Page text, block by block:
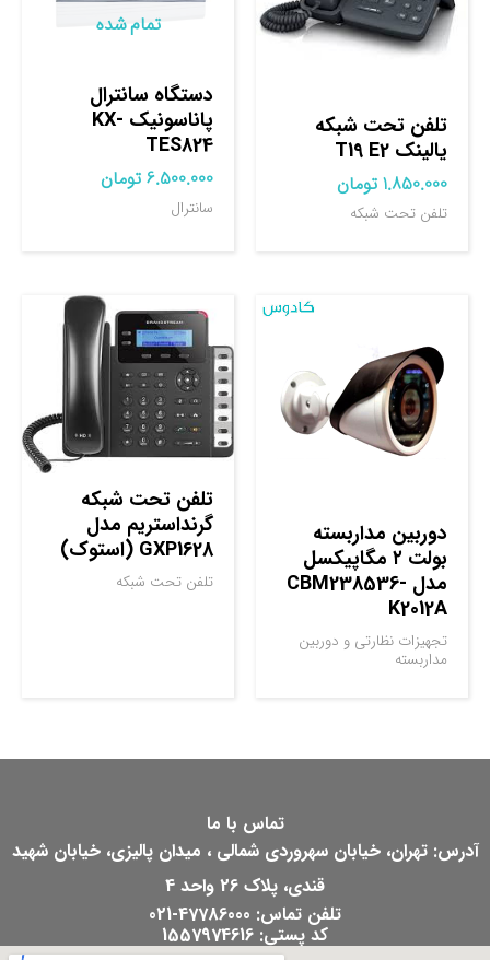
تلفن تحت شبکه
یالینک T19 E2
1.850.000 تومان
تلفن تحت شبکه
تمام شده
دستگاه سانترال
پاناسونیک KX-
TES824
6.500.000 تومان
سانترال
دوربین مداربسته
بولت ۲ مگاپیکسل
مدل CBM238536-
K2012A
تجهیزات نظارتی و دوربین
مداربسته
تلفن تحت شبکه
گرنداستریم مدل
GXP1628 (استوک)
تلفن تحت شبکه
تماس با ما
آدرس: تهران، خیابان سهروردی شمالی ، میدان پالیزی، خیابان شهید
قندی، پلاک 26 واحد 4
تلفن تماس: 47786000-021
کد پستی: 1557974616